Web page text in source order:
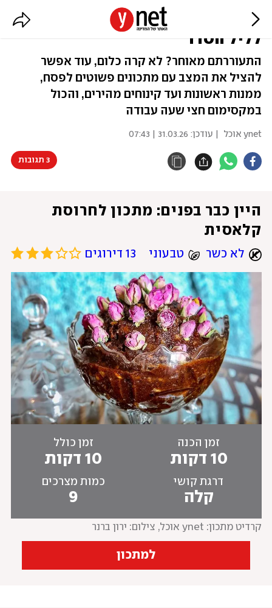
ברגע האחרון: 15 מתכונים מהירים
לליל הסדר
התעוררתם מאוחר? לא קרה כלום, עוד אפשר
להציל את המצב עם מתכונים פשוטים לפסח,
ממנות ראשונות ועד קינוחים מהירים, והכול
במקסימום חצי שעה עבודה
ynet אוכל | עודכן: 31.03.26 | 07:43
3 תגובות
קלאסית
לא כשר טבעוני 13 דירוגים
זמן הכנה
10 דקות
זמן כולל
10 דקות
דרגת קושי
קלה
כמות מצרכים
9
קרדיט מתכון: ynet אוכל , צילום: ירון ברנר
למתכון